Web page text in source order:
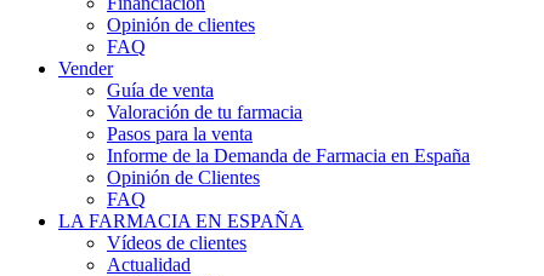
Opinión de clientes
FAQ
Vender
Guía de venta
Valoración de tu farmacia
Pasos para la venta
Informe de la Demanda de Farmacia en España
Opinión de Clientes
FAQ
LA FARMACIA EN ESPAÑA
Vídeos de clientes
Actualidad